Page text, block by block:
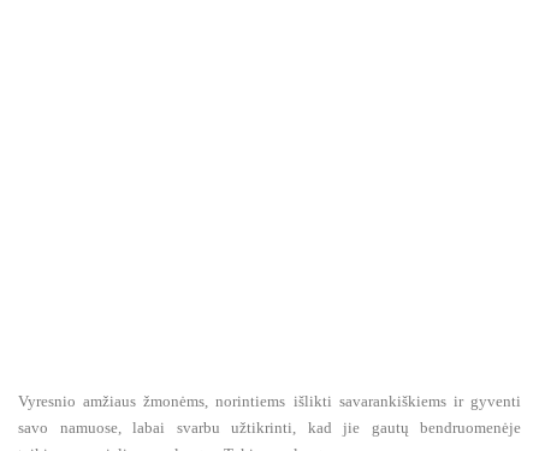
Vyresnio amžiaus žmonėms, norintiems išlikti savarankiškiems ir gyventi
savo namuose, labai svarbu užtikrinti, kad jie gautų bendruomenėje